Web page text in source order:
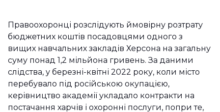
Правоохоронці розслідують ймовірну розтрату
бюджетних коштів посадовцями одного з
вищих навчальних закладів Херсона на загальну
суму понад 1,2 мільйона гривень. За даними
слідства, у березні-квітні 2022 року, коли місто
перебувало під російською окупацією,
керівництво академії укладало контракти на
постачання харчів і охоронні послуги, попри те,